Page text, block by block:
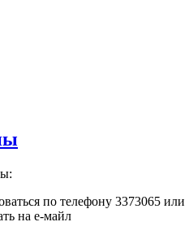
по телефону 3373065 или
на е-майл